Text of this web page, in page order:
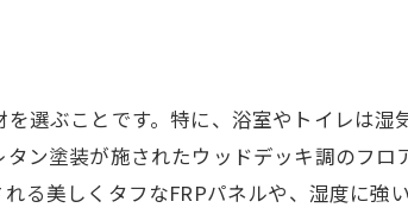
選ぶことです。特に、浴室やトイレは湿
ン塗装が施されたウッドデッキ調のフロ
る美しくタフなFRPパネルや、湿度に強